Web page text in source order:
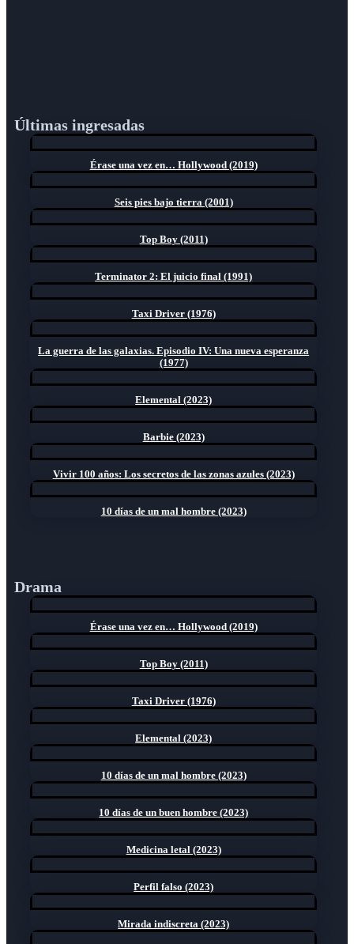
Últimas ingresadas
Érase una vez en… Hollywood (2019)
Seis pies bajo tierra (2001)
Top Boy (2011)
Terminator 2: El juicio final (1991)
Taxi Driver (1976)
La guerra de las galaxias. Episodio IV: Una nueva esperanza
(1977)
Elemental (2023)
Barbie (2023)
Vivir 100 años: Los secretos de las zonas azules (2023)
10 días de un mal hombre (2023)
Drama
Érase una vez en… Hollywood (2019)
Top Boy (2011)
Taxi Driver (1976)
Elemental (2023)
10 días de un mal hombre (2023)
10 días de un buen hombre (2023)
Medicina letal (2023)
Perfil falso (2023)
Mirada indiscreta (2023)